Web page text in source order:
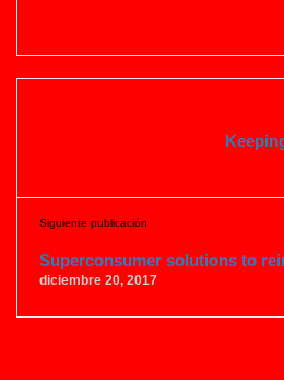
Siguiente publicación
Superconsumer solutions to
diciembre 20, 2017